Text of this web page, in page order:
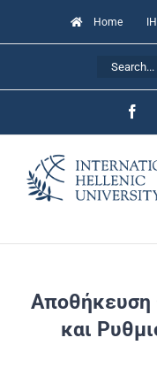
to
Home
Αποθήκευση
και